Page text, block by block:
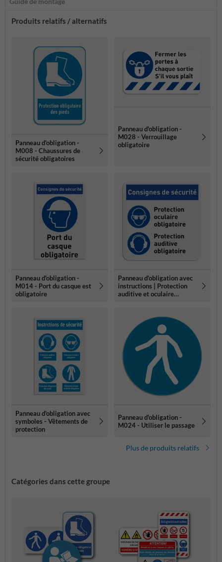
Produits relatifs / alternatifs
Panneau d'obligation -
M008 - Chaussures de
sécurité obligatoires
Panneau d'obligation -
M028 - Verrouillage
obligatoire
Panneau d'obligation -
M014 - Port du casque est
obligatoire
Panneau d'obligation avec
instructions | Protection
auditive et oculaire
Panneau d'obligation avec
symboles - Vêtements de
protection
Panneau d'obligation -
M024 - Utiliser le passage
Plus de produits relatifs
Catégories dans cette groupe